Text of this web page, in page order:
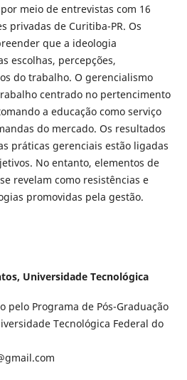
meio de entrevistas com 16
privadas de Curitiba-PR. Os
que a ideologia
escolhas, percepções,
do trabalho. O gerencialismo
centrado no pertencimento
a educação como serviço
do mercado. Os resultados
práticas gerenciais estão ligadas
No entanto, elementos de
revelam como resistências e
promovidas pela gestão.
Universidade Tecnológica
pelo Programa de Pós-Graduação
Tecnológica Federal do